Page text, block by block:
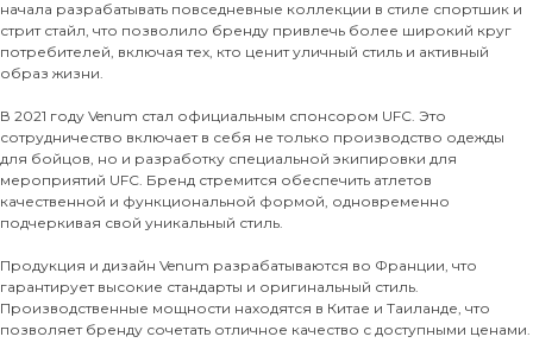
начала разрабатывать повседневные коллекции в стиле спортшик и
стрит стайл, что позволило бренду привлечь более широкий круг
потребителей, включая тех, кто ценит уличный стиль и активный
образ жизни.
В 2021 году Venum стал официальным спонсором UFC. Это
сотрудничество включает в себя не только производство одежды
для бойцов, но и разработку специальной экипировки для
мероприятий UFC. Бренд стремится обеспечить атлетов
качественной и функциональной формой, одновременно
подчеркивая свой уникальный стиль.
Продукция и дизайн Venum разрабатываются во Франции, что
гарантирует высокие стандарты и оригинальный стиль.
Производственные мощности находятся в Китае и Таиланде, что
позволяет бренду сочетать отличное качество с доступными ценами.